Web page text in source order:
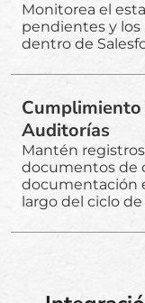
Monitorea el
pendientes y
dentro de
Cumplimiento
Auditorías
Mantén
documentos de
documentación
largo del ciclo